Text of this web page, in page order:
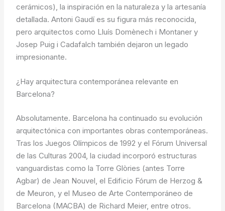
cerámicos), la inspiración en la naturaleza y la artesanía
detallada. Antoni Gaudí es su figura más reconocida,
pero arquitectos como Lluís Domènech i Montaner y
Josep Puig i Cadafalch también dejaron un legado
impresionante.
¿Hay arquitectura contemporánea relevante en
Barcelona?
Absolutamente. Barcelona ha continuado su evolución
arquitectónica con importantes obras contemporáneas.
Tras los Juegos Olímpicos de 1992 y el Fórum Universal
de las Culturas 2004, la ciudad incorporó estructuras
vanguardistas como la Torre Glòries (antes Torre
Agbar) de Jean Nouvel, el Edificio Fórum de Herzog &
de Meuron, y el Museo de Arte Contemporáneo de
Barcelona (MACBA) de Richard Meier, entre otros.